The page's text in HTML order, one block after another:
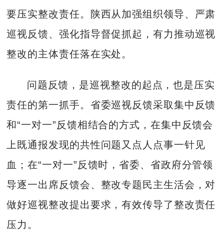
要压实整改责任。陕西从加强组织领导、严肃
巡视反馈、强化指导督促抓起，有力推动巡视
整改的主体责任落在实处。
问题反馈，是巡视整改的起点，也是压实
责任的第一抓手。省委巡视反馈采取集中反馈
和“一对一”反馈相结合的方式，在集中反馈会
上既通报发现的共性问题又点人点事一针见
血；在“一对一”反馈时，省委、省政府分管领
导逐一出席反馈会、整改专题民主生活会，对
做好巡视整改提出要求，有效传导了整改责任
压力。